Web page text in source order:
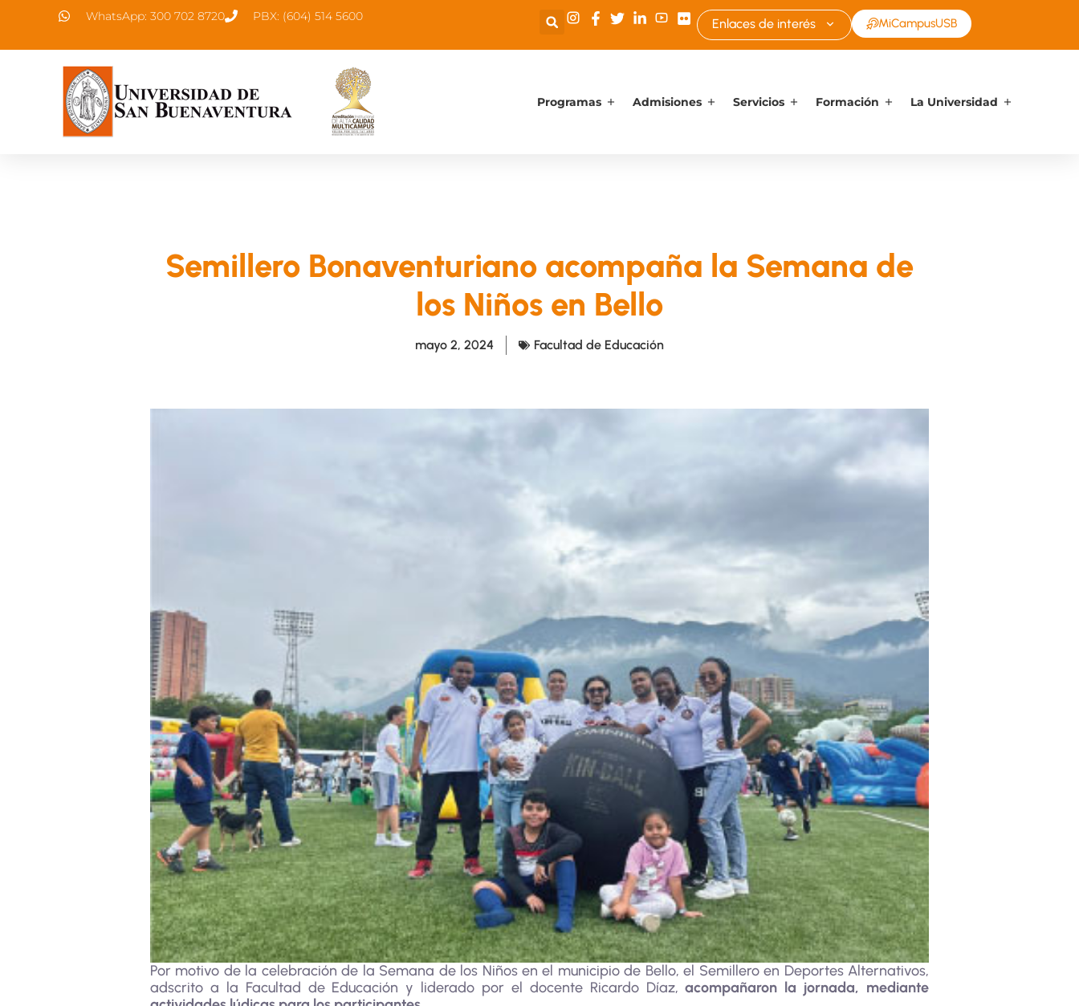
WhatsApp: 300 702 8720 PBX: (604) 514 5600 Enlaces de interés MiCampusUSB
Programas Admisiones Servicios Formación La Universidad
Semillero Bonaventuriano acompaña la Semana de
los Niños en Bello
mayo 2, 2024 Facultad de Educación
Por motivo de la celebración de la Semana de los Niños en el municipio de Bello, el Semillero en Deportes Alternativos,
adscrito a la Facultad de Educación y liderado por el docente Ricardo Díaz,acompañaron la jornada, mediante